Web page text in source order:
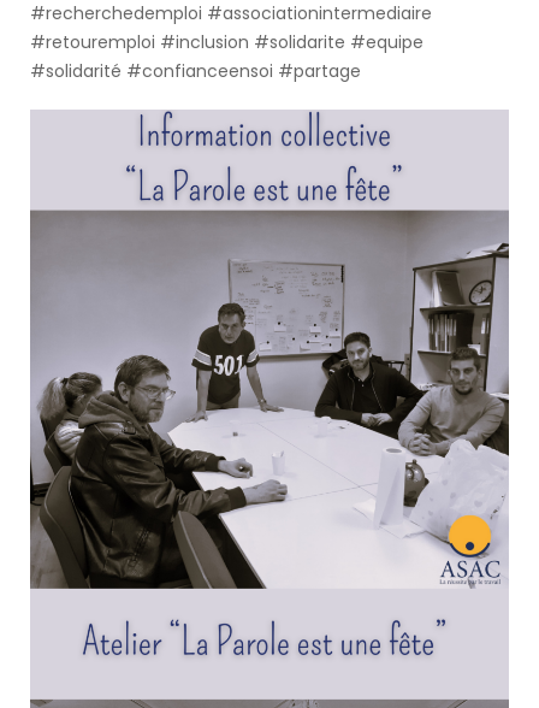
#recherchedemploi #associationintermediaire
#retouremploi #inclusion #solidarite #equipe
#solidarité #confianceensoi #partage